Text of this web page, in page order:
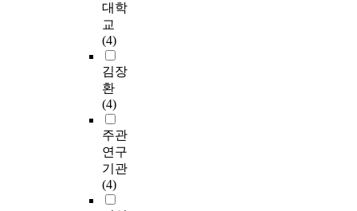
대학
교
(4)
김장
환
(4)
주관
연구
기관
(4)